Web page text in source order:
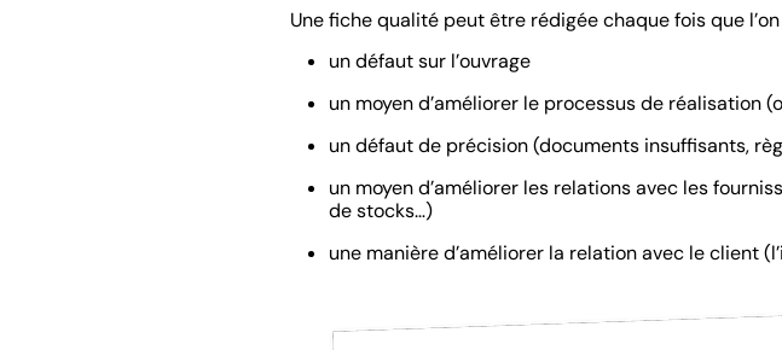
Une fiche qualité peut être rédigée chaque fois que
un défaut sur l’ouvrage
un moyen d’améliorer le processus de réalisation
un défaut de précision (documents insuffisants,
un moyen d’améliorer les relations avec les
de stocks…)
une manière d’améliorer la relation avec le client